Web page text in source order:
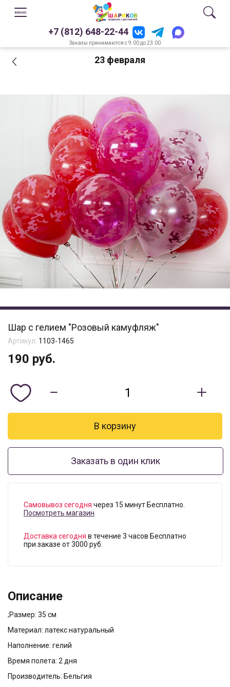
+7 (812) 648-22-44
Заказы принимаются с 9.00 до 23.00
23 февраля
Шар с гелием "Розовый камуфляж"
Артикул: 1103-1465
190 руб.
Заказать в один клик
Самовывоз сегодня через 15 минут Бесплатно.
Посмотреть магазин
Доставка сегодня в течение 3 часов Бесплатно
при заказе от 3000 руб.
Описание
;Размер: 35 см
Материал: латекс натуральный
Наполнение: гелий
Время полета: 2 дня
Производитель: Бельгия